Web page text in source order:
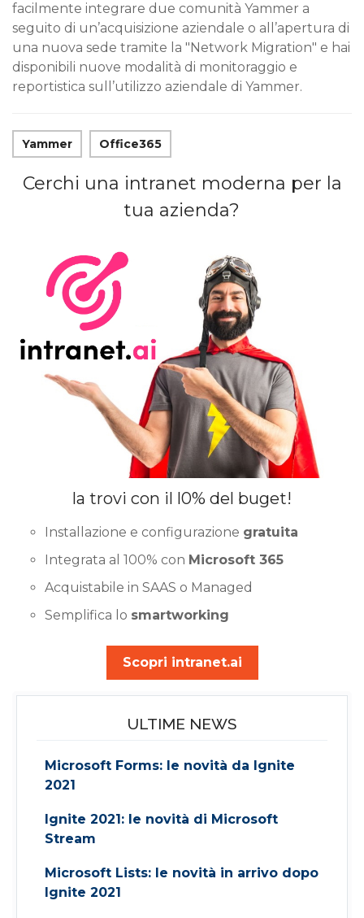
facilmente integrare due comunità Yammer a
seguito di un’acquisizione aziendale o all’apertura di
una nuova sede tramite la "Network Migration" e hai
disponibili nuove modalità di monitoraggio e
reportistica sull’utilizzo aziendale di Yammer.
Yammer Office365
Cerchi una intranet moderna per la
tua azienda?
la trovi con il l0% del buget!
Installazione e configurazione gratuita
Integrata al 100% con Microsoft 365
Acquistabile in SAAS o Managed
Semplifica lo smartworking
Scopri intranet.ai
ULTIME NEWS
Microsoft Forms: le novità da Ignite
2021
Ignite 2021: le novità di Microsoft
Stream
Microsoft Lists: le novità in arrivo dopo
Ignite 2021